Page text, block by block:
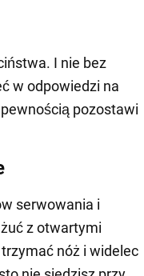
I nie bez
w odpowiedzi na
pozostawi
serwowania i
z otwartymi
nóż i widelec